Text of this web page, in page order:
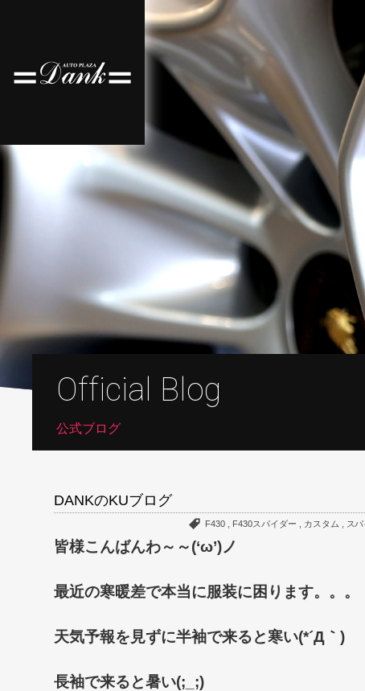
Official Blog
公式ブログ
DANKのKUブログ
F430, F430スパイダー カスタム ス
皆様こんばんわ～～(‘ω’)ノ
最近の寒暖差で本当に服装に困ります。。。
天気予報を見ずに半袖で来ると寒い(*´Д｀)
長袖で来ると暑い(;_;)